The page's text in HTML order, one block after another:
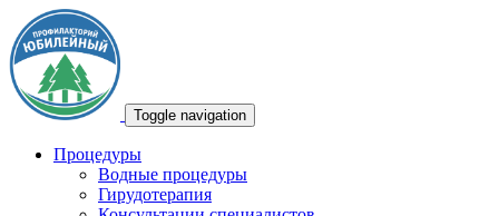
Toggle navigation
Процедуры
Водные процедуры
Гирудотерапия